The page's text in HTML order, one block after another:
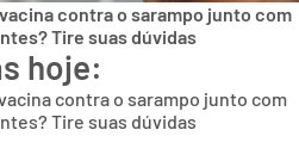
contra o sarampo junto com
Tire suas dúvidas
hoje:
contra o sarampo junto com
Tire suas dúvidas